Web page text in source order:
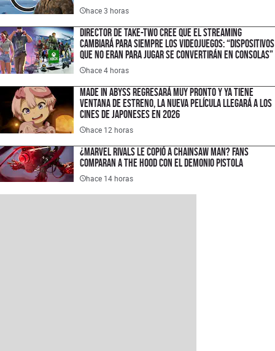
hace 3 horas
Director de Take-Two cree que el streaming
cambiará para siempre los videojuegos: “Dispositivos
que no eran para jugar se convertirán en consolas”
hace 4 horas
Made in Abyss regresará muy pronto y ya tiene
ventana de estreno, la nueva película llegará a los
cines de japoneses en 2026
hace 12 horas
¿Marvel Rivals le copió a Chainsaw Man? Fans
comparan a The Hood con el Demonio Pistola
hace 14 horas